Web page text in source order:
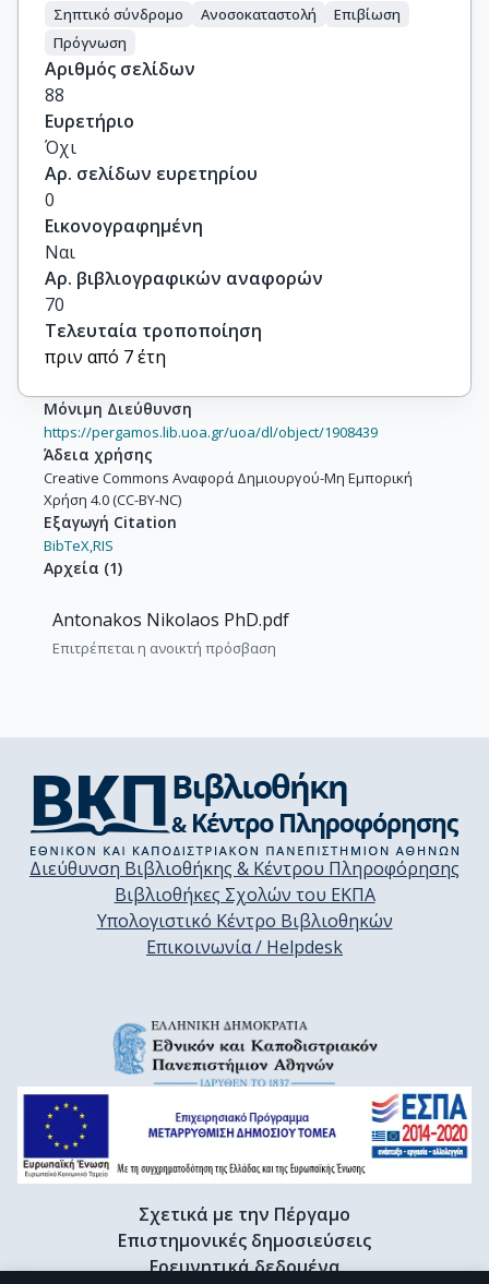
Σηπτικό σύνδρομο Ανοσοκαταστολή
Επιβίωση
Πρόγνωση
Αριθμός σελίδων
88
Ευρετήριο
Όχι
Αρ. σελίδων ευρετηρίου
0
Εικονογραφημένη
Ναι
Αρ. βιβλιογραφικών αναφορών
70
Τελευταία τροποποίηση
πριν από 7 έτη
Μόνιμη Διεύθυνση
https://pergamos.lib.uoa.gr/uoa/dl/object/1908439
Άδεια χρήσης
Creative Commons Αναφορά Δημιουργού-Μη Εμπορική
Χρήση 4.0 (CC-BY-NC)
Εξαγωγή Citation
BibTeX,RIS
Αρχεία (1)
Antonakos Nikolaos PhD.pdf
Επιτρέπεται η ανοικτή πρόσβαση
Διεύθυνση Βιβλιοθήκης & Κέντρου Πληροφόρησης
Βιβλιοθήκες Σχολών του ΕΚΠΑ
Υπολογιστικό Κέντρο Βιβλιοθηκών
Επικοινωνία / Helpdesk
Σχετικά με την Πέργαμο
Επιστημονικές δημοσιεύσεις
Ερευνητικά δεδομένα